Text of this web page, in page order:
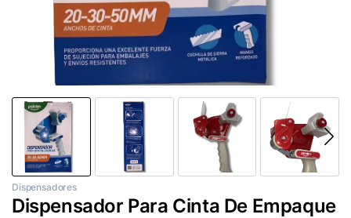
Dispensadores
Dispensador Para Cinta De Empaque